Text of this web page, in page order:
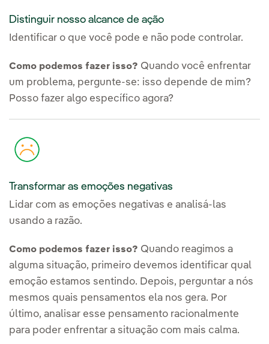
Distinguir nosso alcance de ação
Identificar o que você pode e não pode controlar.
Como podemos fazer isso? Quando você enfrentar
um problema, pergunte-se: isso depende de mim?
Posso fazer algo específico agora?
Transformar as emoções negativas
Lidar com as emoções negativas e analisá-las
usando a razão.
Como podemos fazer isso? Quando reagimos a
alguma situação, primeiro devemos identificar qual
emoção estamos sentindo. Depois, perguntar a nós
mesmos quais pensamentos ela nos gera. Por
último, analisar esse pensamento racionalmente
para poder enfrentar a situação com mais calma.